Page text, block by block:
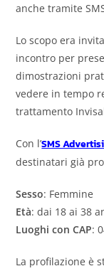
anche tramite
Lo scopo era
incontro per
dimostrazioni
vedere in tempo
trattamento
Con l’SMS
destinatari già
Sesso: Femmine
Età: dai 18 ai 38
Luoghi con CAP:
La profilazione è